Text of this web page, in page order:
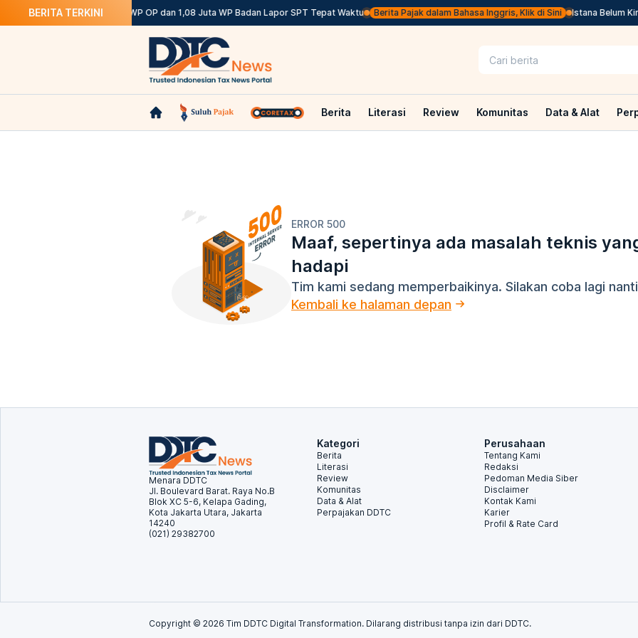
BERITA TERKINI
DJP: 12,12 Juta WP OP dan 1,08 Juta WP Badan Lapor SPT Tepat Waktu Berita Pajak dalam Bahasa Inggris, Klik di Sini Istana Belum
Berita Literasi Review Komunitas Data & Alat
ERROR 500
Maaf, sepertinya ada masalah teknis
hadapi
Tim kami sedang memperbaikinya. Silakan coba lagi
Kembali ke halaman depan
Menara DDTC
Jl. Boulevard Barat. Raya No.B
Blok XC 5-6, Kelapa Gading,
Kota Jakarta Utara, Jakarta
14240
(021) 29382700
Kategori
Berita
Literasi
Review
Komunitas
Data & Alat
Perpajakan DDTC
Perusahaan
Tentang Kami
Redaksi
Pedoman Media Siber
Disclaimer
Kontak Kami
Karier
Profil & Rate Card
Copyright © 2026 Tim DDTC Digital Transformation. Dilarang distribusi tanpa izin dari DDTC.